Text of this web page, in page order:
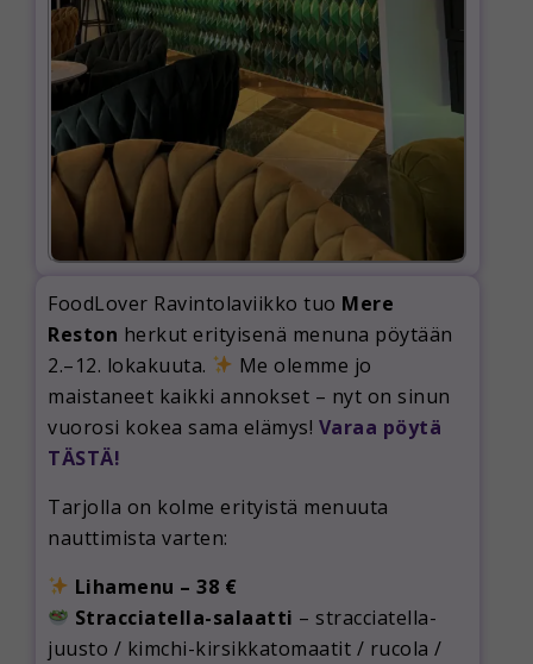
FoodLover Ravintolaviikko tuo Mere
Reston herkut erityisenä menuna pöytään
2.–12. lokakuuta.
Me olemme jo
maistaneet kaikki annokset – nyt on sinun
vuorosi kokea sama elämys! Varaa pöytä
TÄSTÄ!
Tarjolla on kolme erityistä menuuta
nauttimista varten:
Lihamenu – 38 €
Stracciatella-salaatti – stracciatella-
juusto / kimchi-kirsikkatomaatit / rucola /